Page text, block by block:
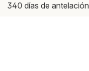
340 días de antelación